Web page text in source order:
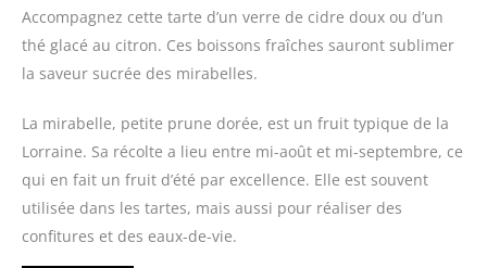
Accompagnez cette tarte d’un verre de cidre doux ou d’un
thé glacé au citron. Ces boissons fraîches sauront sublimer
la saveur sucrée des mirabelles.
La mirabelle, petite prune dorée, est un fruit typique de la
Lorraine. Sa récolte a lieu entre mi-août et mi-septembre, ce
qui en fait un fruit d’été par excellence. Elle est souvent
utilisée dans les tartes, mais aussi pour réaliser des
confitures et des eaux-de-vie.